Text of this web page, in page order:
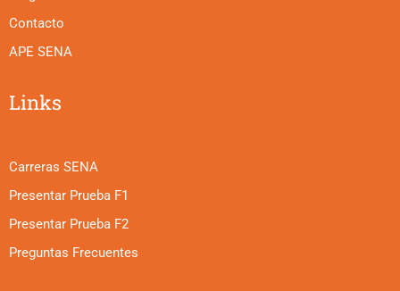
Contacto
APE SENA
Links
Carreras SENA
Presentar Prueba F1
Presentar Prueba F2
Preguntas Frecuentes